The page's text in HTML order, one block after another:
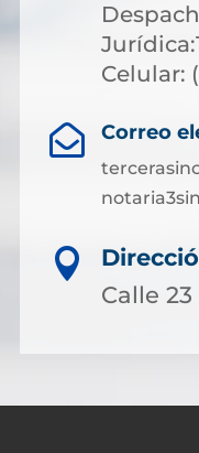
Celular:
 Correo

Calle 23